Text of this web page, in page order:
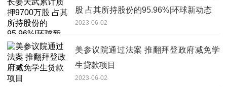
股 占其所持股份的95.96%|环球新动态
2023-06-02
美参议院通过法案 推翻拜登政府减免学
生贷款项目
2023-06-02